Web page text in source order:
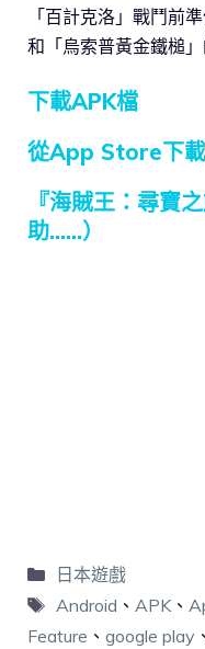
「百計克洛」戰鬥前
和「烏索普黃金鐵槌
下載APK檔
從App Store下載
『海賊王：尋寶
助……）
日本遊戲
Android 、 APK、
Feature 、 google play